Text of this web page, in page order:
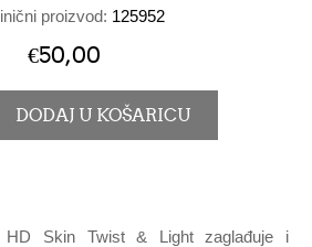
proizvod: 125952
€50,00
HD Skin Twist & Light zaglađuje i